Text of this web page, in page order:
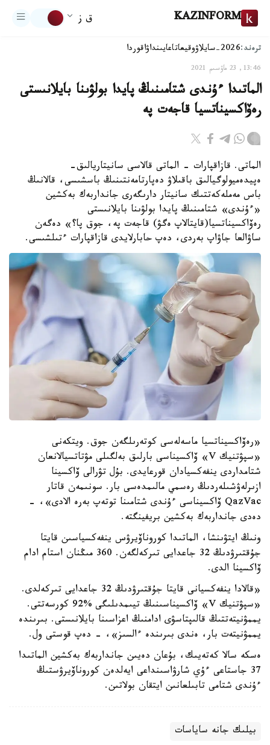
KAZINFORM ق ز
ترەند:2026-سايلاۋ وقيعاتاعايىنداۋاقوردا
13:46, 23 ماۋسىم 2021
الماتىدا ءۇندى شتامىنىڭ پايدا بولۋىنا بايلانىستى
رەۆاكسيناتسيا قاجەت پە
الماتى. قازاقپارات - الماتى قالاسى سانيتاريالىق-
ەپيدەميولوگيالىق باقىلاۋ دەپارتامەنتىنىڭ باسشىسى، قالانىڭ
باس مەملەكەتتىك سانيتار دارىگەرى جانداربەك بەكشين
«ءۇندى» شتامىنىڭ پايدا بولۋىنا بايلانىستى
رەۆاكسيناتسيا(قايتالاپ ەگۋ) قاجەت پە، جوق پا؟» دەگەن
ساۋالعا جاۋاپ بەردى، دەپ حابارلايدى قازاقپارات ءتىلشىسى.
«رەۆاكسيناتسيا ماسەلەسى كوتەرىلگەن جوق. ويتكەنى
«سپۋتنيك V» ۆاكسيناسى بارلىق بەلگىلى مۋتاتسيالانعان
شتامداردى ينفەكسيادان قورعايدى. بۇل تۋرالى ۆاكسينا
ازىرلەۋشىلەردىڭ رەسمي مالىمدەسى بار. سونىمەن قاتار
QazVac ۆاكسيناسى ءۇندى شتامىنا توتەپ بەرە الادى»، -
دەدى جانداربەك بەكشين بريفينگتە.
ونىڭ ايتۋىنشا، الماتىدا كوروناۆيرۋس ينفەكسياسىن قايتا
جۇقتىرۋدىڭ 32 جاعدايى تىركەلگەن. 360 مىڭنان استام ادام
ۆاكسينا الدى.
«قالادا ينفەكسيانى قايتا جۇقتىرۋدىڭ 32 جاعدايى تىركەلدى.
«سپۋتنيك V» ۆاكسيناسىنىڭ تيىمدىلىگى %92 كورسەتتى.
يممۋنيتەتتىڭ قالىپتاسۋى ادامنىڭ اعزاسىنا بايلانىستى. بىرىندە
يممۋنيتەت بار، ەندى بىرىندە ءالسىز»، - دەپ قوستى ول.
ەسكە سالا كەتەيىك، بۇعان دەيىن جانداربەك بەكشين الماتىدا
37 جاستاعى ءۇي شارۋاسىنداعى ايەلدەن كوروناۆيرۋستىڭ
ءۇندى شتامى تابىلعانىن ايتقان بولاتىن.
بيلىك جانە ساياسات